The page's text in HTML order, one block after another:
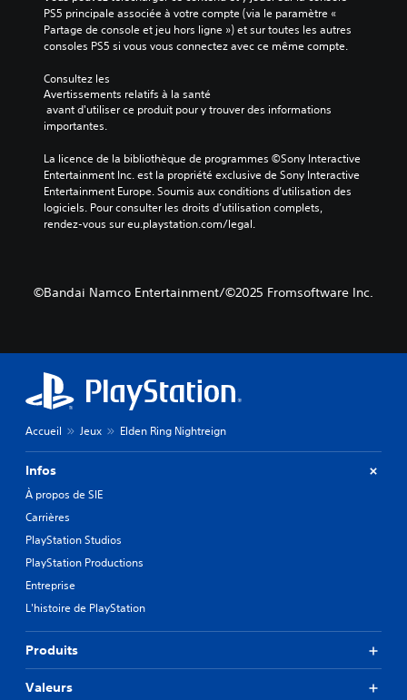
PS5 principale associée à votre compte (via le paramètre «
Partage de console et jeu hors ligne ») et sur toutes les autres
consoles PS5 si vous vous connectez avec ce même compte.
Consultez les
Avertissements relatifs à la santé
importantes.
La licence de la bibliothèque de programmes ©Sony Interactive
Entertainment Inc. est la propriété exclusive de Sony Interactive
Entertainment Europe. Soumis aux conditions d’utilisation des
logiciels. Pour consulter les droits d’utilisation complets,
rendez-vous sur eu.playstation.com/legal.
©Bandai Namco Entertainment/©2025 Fromsoftware Inc.
Accueil Jeux Elden Ring Nightreign
Infos
À propos de SIE
Carrières
PlayStation Studios
PlayStation Productions
Entreprise
L'histoire de PlayStation
Produits
Valeurs